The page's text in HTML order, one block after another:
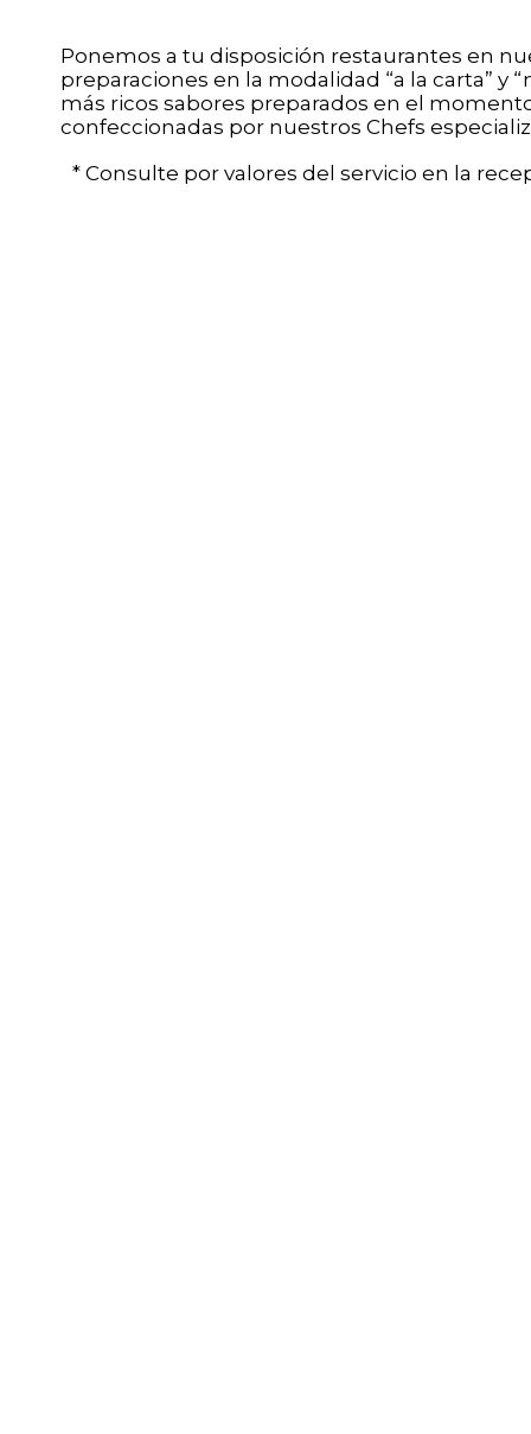
Ponemos a tu disposición restaurantes en
preparaciones en la modalidad “a la carta” y
más ricos sabores preparados en el
confeccionadas por nuestros Chefs
* Consulte por valores del servicio en la